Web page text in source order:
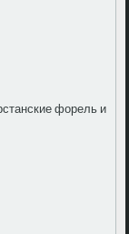
форель и